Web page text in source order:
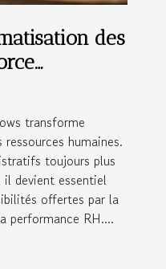
des
?
transforme
humaines.
toujours plus
il devient essentiel
offertes par la
performance RH....